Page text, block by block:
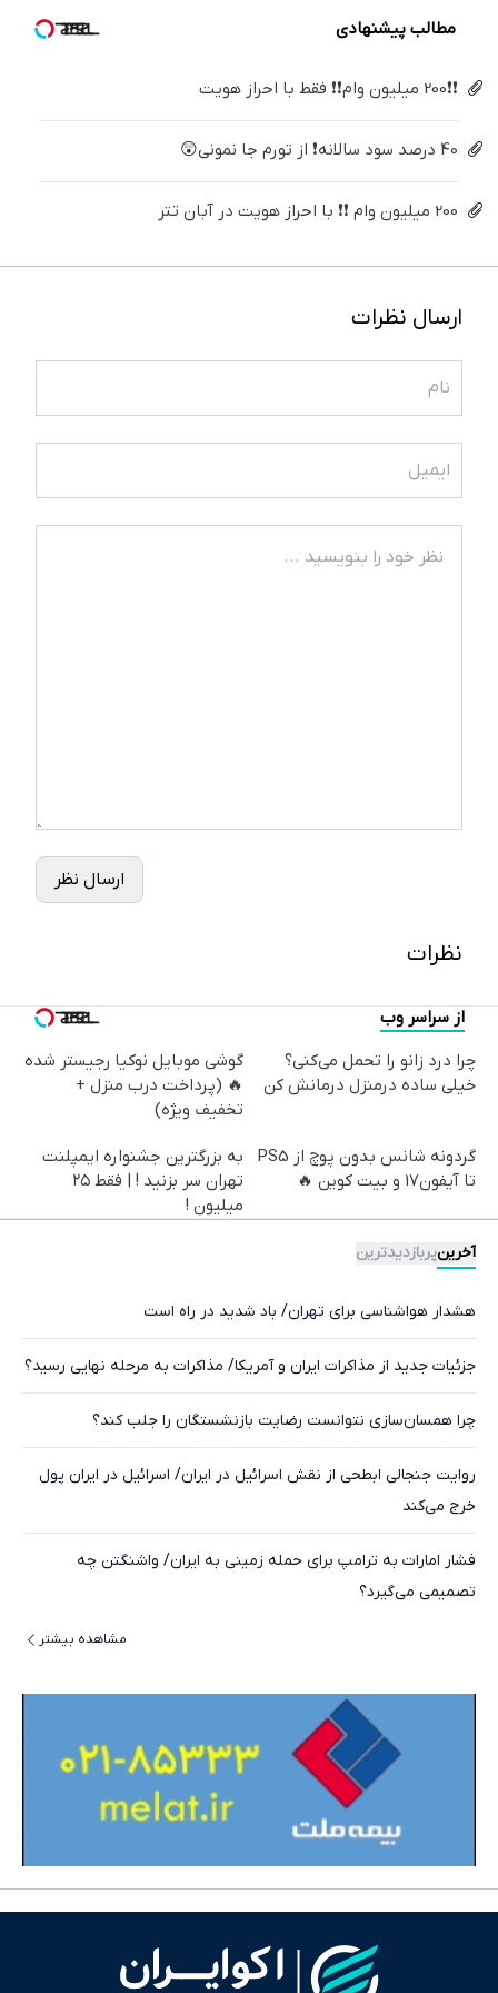
مطالب پیشنهادی
❗❗200 میلیون وام❗❗ فقط با احراز هویت
40 درصد سود سالانه❗ از تورم جا نمونی😲
200 میلیون وام ❗❗ با احراز هویت در آبان تتر
ارسال نظرات
ارسال نظر
نظرات
از سراسر وب
چرا درد زانو را تحمل می‌کنی؟
خیلی ساده درمنزل درمانش کن
گوشی موبایل نوکیا رجیستر شده
🔥 (پرداخت درب منزل +
تخفیف ویژه)
گردونه شانس بدون پوچ از PS5
تا آیفون17 و بیت کوین 🔥
به بزرگترین جشنواره ایمپلنت
تهران سر بزنید ! | فقط ۲۵
میلیون !
آخرینپربازدیدترین
هشدار هواشناسی برای تهران/ باد شدید در راه است
جزئیات جدید از مذاکرات ایران و آمریکا/ مذاکرات به مرحله نهایی رسید؟
چرا همسان‌سازی نتوانست رضایت بازنشستگان را جلب کند؟
روایت جنجالی ابطحی از نقش اسرائیل در ایران/ اسرائیل در ایران پول
خرج می‌کند
فشار امارات به ترامپ برای حمله زمینی به ایران/ واشنگتن چه
تصمیمی می‌گیرد؟
مشاهده بیشتر